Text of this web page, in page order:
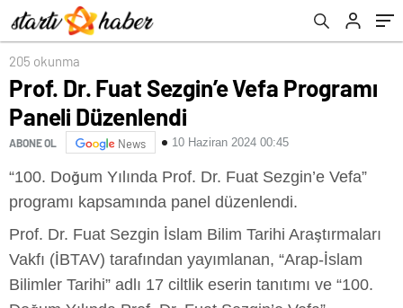
205 okunma
Prof. Dr. Fuat Sezgin’e Vefa Programı
Paneli Düzenlendi
ABONE OL News 10 Haziran 2024 00:45
“100. Doğum Yılında Prof. Dr. Fuat Sezgin’e Vefa”
programı kapsamında panel düzenlendi.
Prof. Dr. Fuat Sezgin İslam Bilim Tarihi Araştırmaları
Vakfı (İBTAV) tarafından yayımlanan, “Arap-İslam
Bilimler Tarihi” adlı 17 ciltlik eserin tanıtımı ve “100.